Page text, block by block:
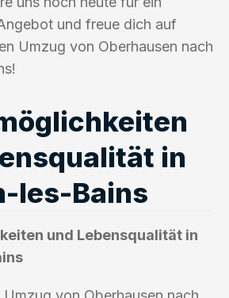
und freue dich auf
Umzug von Oberhausen nach
in
les-Bains
und Lebensqualität in